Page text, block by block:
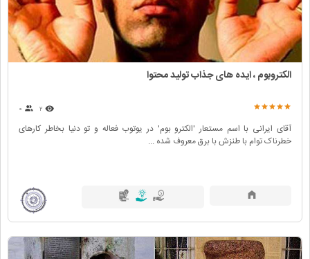
الکتروبوم ، ایده های جذاب تولید محتوا
۲
آقای ایرانی با اسم مستعار 'الکترو بوم' در یوتوب فعاله و تو دنیا بخاطر کارهای
خطرناک توام با طنزش با برق معروف شده ...